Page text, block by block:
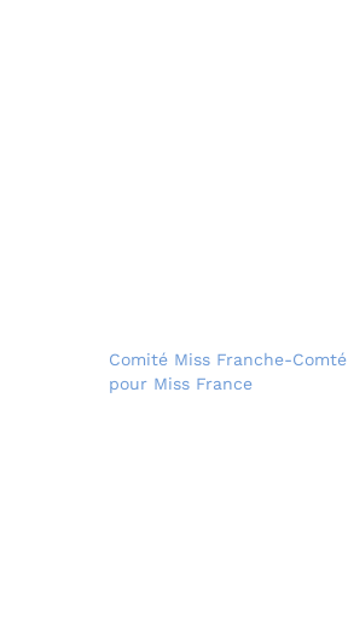
Comité Miss Franche-Comté
pour Miss France